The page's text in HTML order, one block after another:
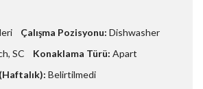
Çalışma Pozisyonu: Dishwasher
, SC Konaklama Türü: Apart
Belirtilmedi